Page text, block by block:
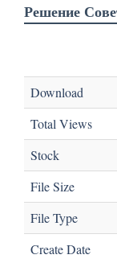
Решение
Download
Total Views
Stock
File Size
File Type
Create Date